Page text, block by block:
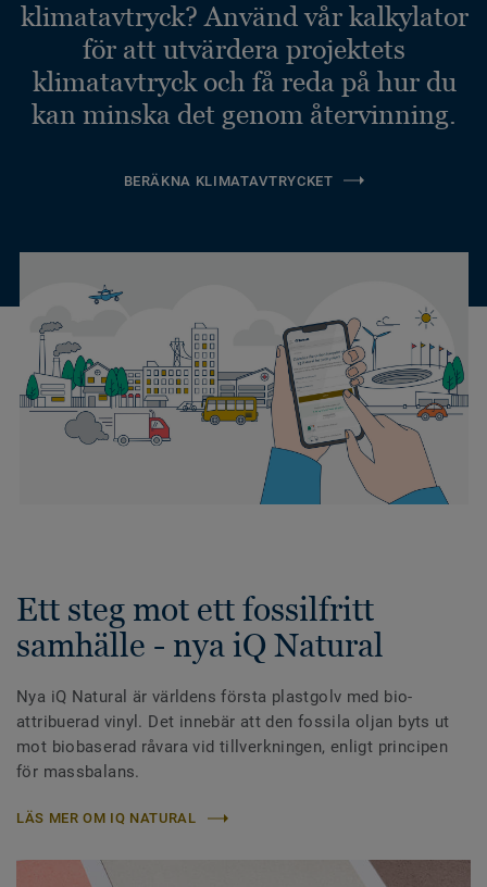
klimatavtryck? Använd vår kalkylator
för att utvärdera projektets
klimatavtryck och få reda på hur du
kan minska det genom återvinning.
BERÄKNA KLIMATAVTRYCKET
Ett steg mot ett fossilfritt
samhälle - nya iQ Natural
Nya iQ Natural är världens första plastgolv med bio-
attribuerad vinyl. Det innebär att den fossila oljan byts ut
mot biobaserad råvara vid tillverkningen, enligt principen
för massbalans.
LÄS MER OM IQ NATURAL